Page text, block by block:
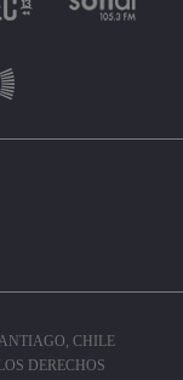
CHILE
DERECHOS